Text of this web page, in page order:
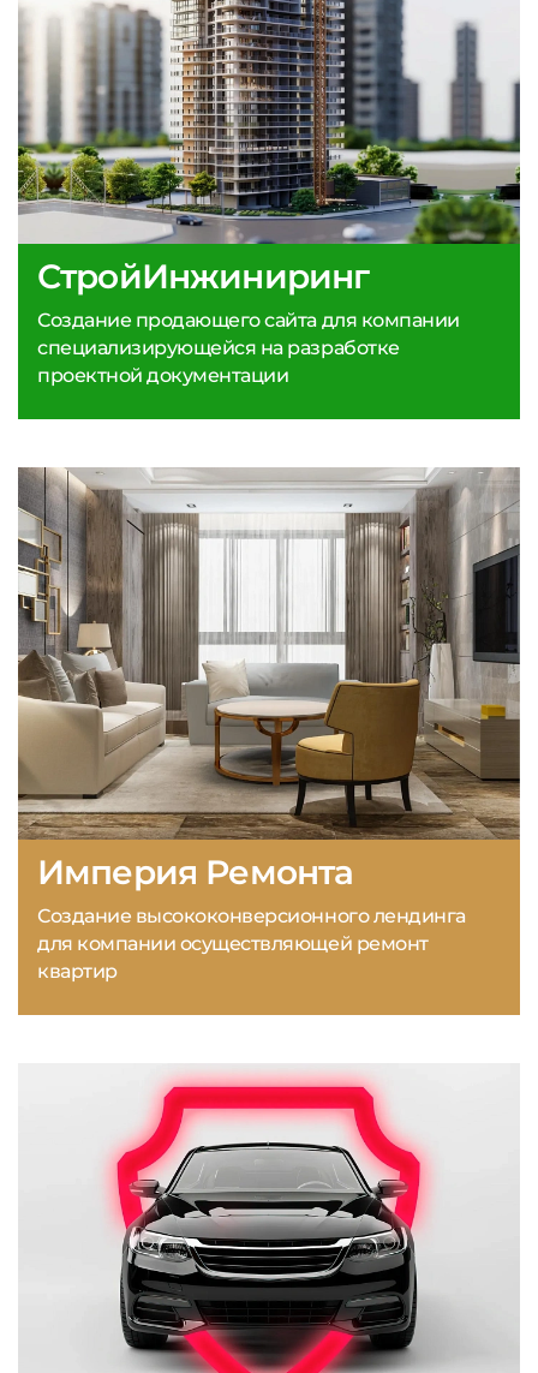
СтройИнжиниринг
Создание продающего сайта для компании
специализирующейся на разработке
проектной документации
Империя Ремонта
Создание высококонверсионного лендинга
для компании осуществляющей ремонт
квартир